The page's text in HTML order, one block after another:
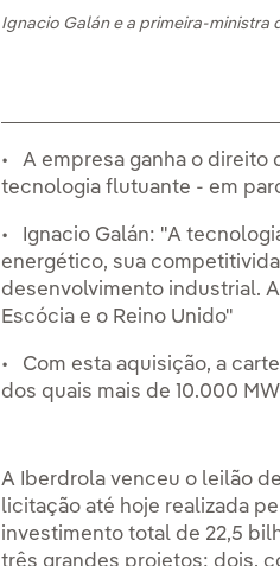
Ignacio Galán e a primeira-ministra
• A empresa ganha o direito
tecnologia flutuante - em
• Ignacio Galán: "A
energético, sua
desenvolvimento industrial.
Escócia e o Reino Unido"
• Com esta aquisição, a
dos quais mais de 10.000
A Iberdrola venceu o leilão
licitação até hoje realizada
investimento total de 22,5